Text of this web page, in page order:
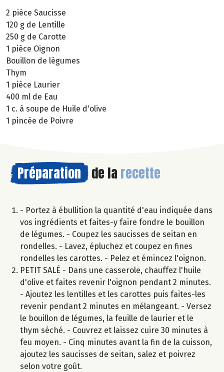
2 pièce Saucisse
120 g de Lentille
250 g de Carotte
1 pièce Oignon
Bouillon de légumes
Thym
1 pièce Laurier
400 ml de Eau
1 c. à soupe de Huile d'olive
1 pincée de Poivre
Préparation de la recette
- Portez à ébullition la quantité d'eau indiquée dans
vos ingrédients et faites-y faire fondre le bouillon
de légumes. - Coupez les saucisses de seitan en
rondelles. - Lavez, épluchez et coupez en fines
rondelles les carottes. - Pelez et émincez l'oignon.
PETIT SALÉ - Dans une casserole, chauffez l'huile
d'olive et faites revenir l'oignon pendant 2 minutes.
- Ajoutez les lentilles et les carottes puis faites-les
revenir pendant 2 minutes en mélangeant. - Versez
le bouillon de légumes, la feuille de laurier et le
thym séché. - Couvrez et laissez cuire 30 minutes à
feu moyen. - Cinq minutes avant la fin de la cuisson,
ajoutez les saucisses de seitan, salez et poivrez
selon votre goût.